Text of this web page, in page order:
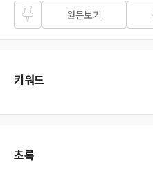
즐겨
찾기
원문보기
키워드
초록